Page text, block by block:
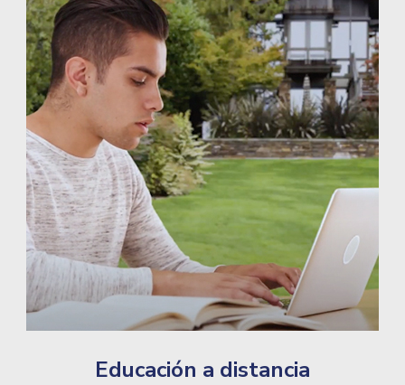
Educación a distancia